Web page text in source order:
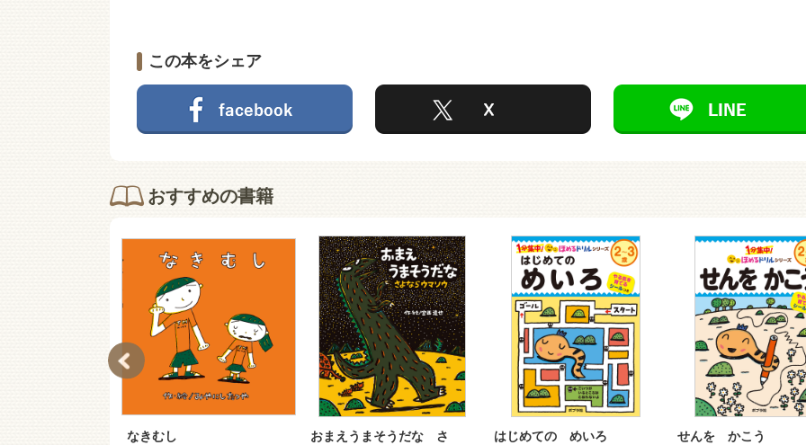
この本をシェア
おすすめの書籍
なきむし
おまえうまそうだな さ
はじめての めいろ せんを かこう